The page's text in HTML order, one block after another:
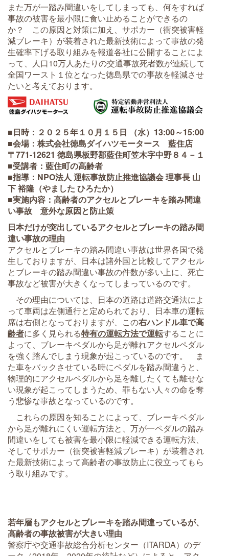
また万が一踏み間違いをしてしまっても、何をすれば
事故の被害を最小限に食い止めることができるの
か？ この原因と対策に加え、サポカー（衝突被害軽
減ブレーキ）が装着された最新技術によって事故の発
生確率下げる取り組みを報道各社に公開することによ
って、人口10万人あたりの交通事故死者数が連続して
全国ワースト１位となった徳島県での事故を軽減させ
たいと考えております。
■日時：２０２５年１０月１５日 （水）13:00～15:00
■会場：株式会社徳島ダイハツモータース 藍住店
〒771-12621 徳島県板野郡藍住町笠木字中野８４－１
■受講者：藍住町の高齢者
■指導：NPO法人 運転事故防止推進協議会 理事長 山
下 裕隆（やました ひろたか）
■実施内容：高齢者のアクセルとブレーキを踏み間違
い事故 意外な原因と防止策
日本だけが突出しているアクセルとブレーキの踏み間
違い事故の理由
アクセルとブレーキの踏み間違い事故は世界各国で発
生しておりますが、日本は諸外国と比較してアクセル
とブレーキの踏み間違い事故の件数が多い上に、死亡
事故など被害が大きくなってしまっているのです。
その理由については、日本の道路は道路交通法によ
って車両は左側通行と定められており、日本車の運転
席は右側となっておりますが、この右ハンドル車で高
齢者に多く見られる特有の運転方法で運転することに
よって、ブレーキペダルから足が離れアクセルペダル
を強く踏んでしまう現象が起こっているのです。 ま
た車をバックさせている時にペダルを踏み間違うと、
物理的にアクセルペダルから足を離したくても離せな
い現象が起こってしまうため、罪もない人々の命を奪
う悲惨な事故となっているのです。
これらの原因を知ることによって、ブレーキペダル
から足が離れにくい運転方法と、万が一ペダルの踏み
間違いをしても被害を最小限に軽減できる運転方法、
そしてサポカー（衝突被害軽減ブレーキ）が装着され
た最新技術によって高齢者の事故防止に役立ってもら
う取り組みです。
若年層もアクセルとブレーキを踏み間違っているが、
高齢者の事故被害が大きい理由
警察庁や交通事故総合分析センター（ITARDA）のデ